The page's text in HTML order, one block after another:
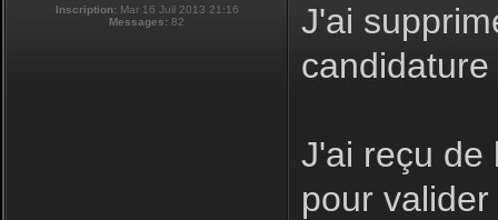
Inscription: Mar 16 Juil 2013 21:16
Messages: 82
J'ai
J'ai reçu de
pour